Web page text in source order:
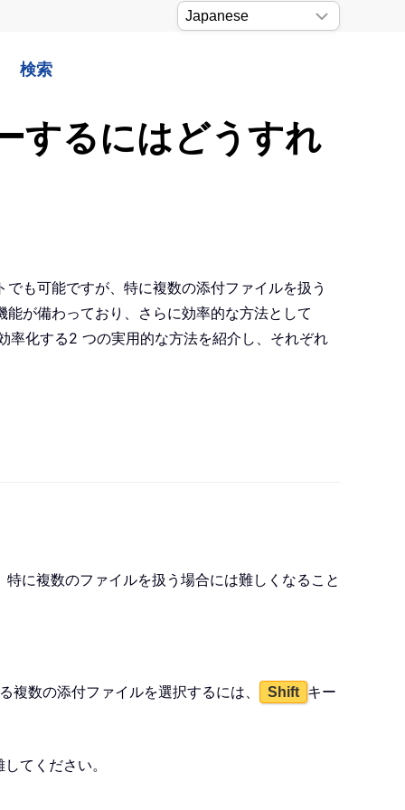
検索
するにはどうすれ
も可能ですが、特に複数の添付ファイルを扱う
が備わっており、さらに効率的な方法として
率化する2 つの実用的な方法を紹介し、それぞれ
に複数のファイルを扱う場合には難しくなること
複数の添付ファイルを選択するには、 Shift キー
てください。